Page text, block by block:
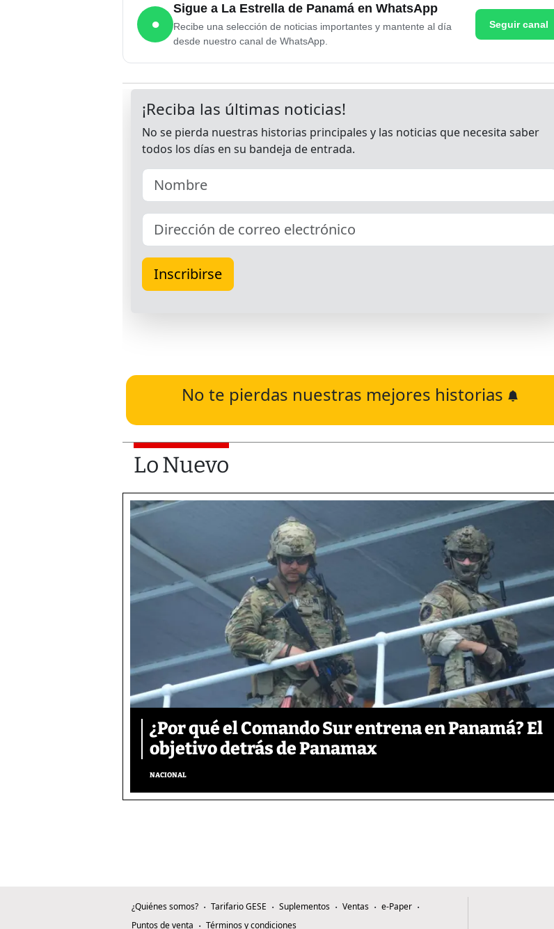
●
Sigue a La Estrella de Panamá en WhatsApp
Recibe una selección de noticias importantes y mantente al día
desde nuestro canal de WhatsApp.
Seguir canal
No te pierdas nuestras mejores historias
Lo Nuevo
¿Por qué el Comando Sur entrena en Panamá? El
objetivo detrás de Panamax
NACIONAL
¿Quiénes somos? Tarifario GESE Suplementos Ventas
e-Paper
Puntos de venta
Términos y condiciones